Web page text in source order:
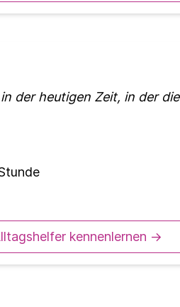
der heutigen Zeit, in der die
kennenlernen ->